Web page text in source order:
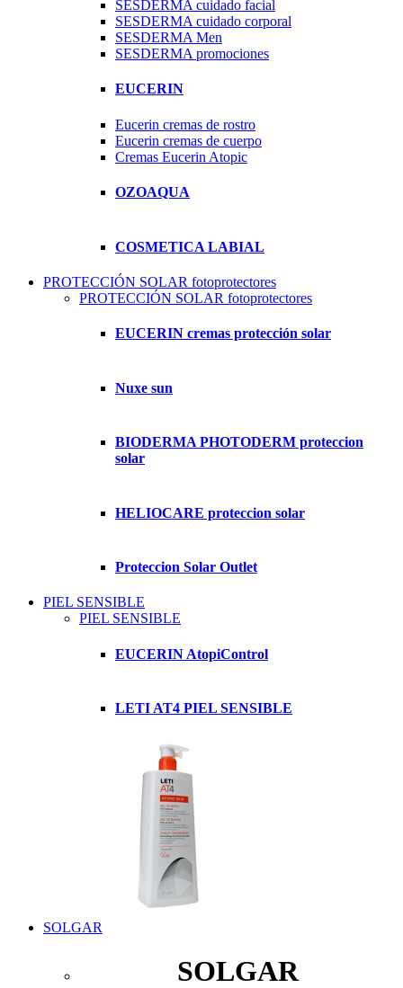
SESDERMA cuidado facial
SESDERMA cuidado corporal
SESDERMA Men
SESDERMA promociones
EUCERIN
Eucerin cremas de rostro
Eucerin cremas de cuerpo
Cremas Eucerin Atopic
OZOAQUA
COSMETICA LABIAL
PROTECCIÓN SOLAR fotoprotectores
PROTECCIÓN SOLAR fotoprotectores
EUCERIN cremas protección solar
Nuxe sun
BIODERMA PHOTODERM proteccion
solar
HELIOCARE proteccion solar
Proteccion Solar Outlet
PIEL SENSIBLE
PIEL SENSIBLE
EUCERIN AtopiControl
LETI AT4 PIEL SENSIBLE
SOLGAR
SOLGAR